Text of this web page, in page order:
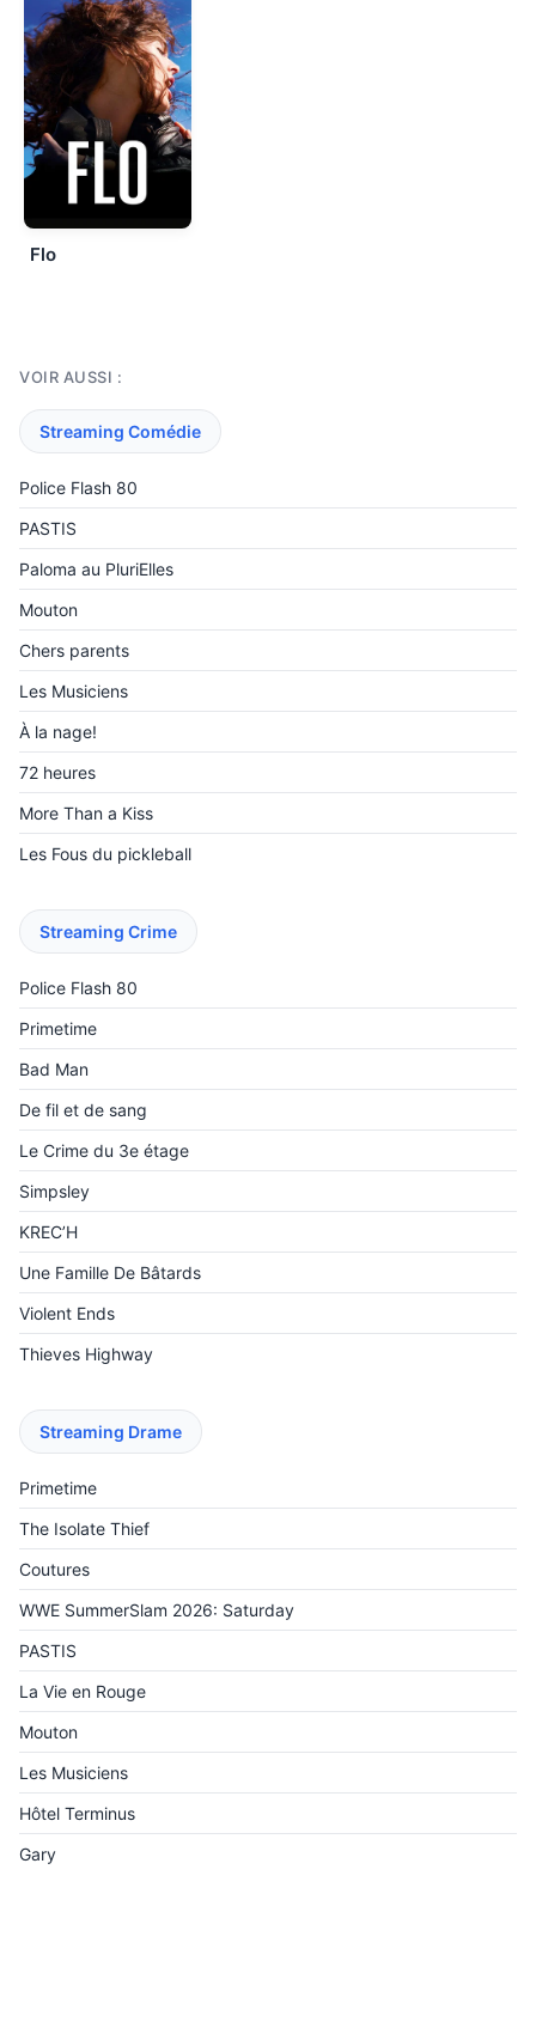
Flo
VOIR AUSSI :
Streaming Comédie
Police Flash 80
PASTIS
Paloma au PluriElles
Mouton
Chers parents
Les Musiciens
À la nage!
72 heures
More Than a Kiss
Les Fous du pickleball
Streaming Crime
Police Flash 80
Primetime
Bad Man
De fil et de sang
Le Crime du 3e étage
Simpsley
KREC’H
Une Famille De Bâtards
Violent Ends
Thieves Highway
Streaming Drame
Primetime
The Isolate Thief
Coutures
WWE SummerSlam 2026: Saturday
PASTIS
La Vie en Rouge
Mouton
Les Musiciens
Hôtel Terminus
Gary